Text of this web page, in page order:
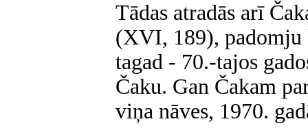
Tādas atradās arī
(XVI, 189),
tagad - 70.-tajos
Čaku. Gan Čakam
viņa nāves, 1970.